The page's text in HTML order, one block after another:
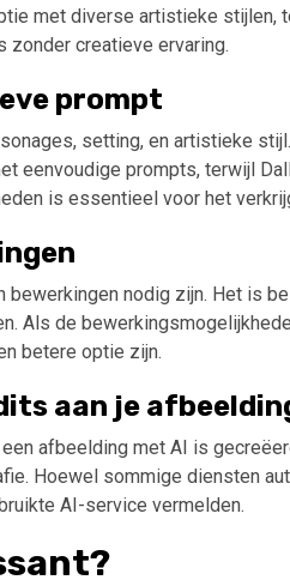
met diverse artistieke stijlen,
creatieve ervaring.
prompt
setting, en artistieke
eenvoudige prompts, terwijl
is essentieel voor het
bewerkingen nodig zijn. Het is
Als de
betere optie zijn.
aan je
afbeelding met AI is
Hoewel sommige diensten
AI-service vermelden.